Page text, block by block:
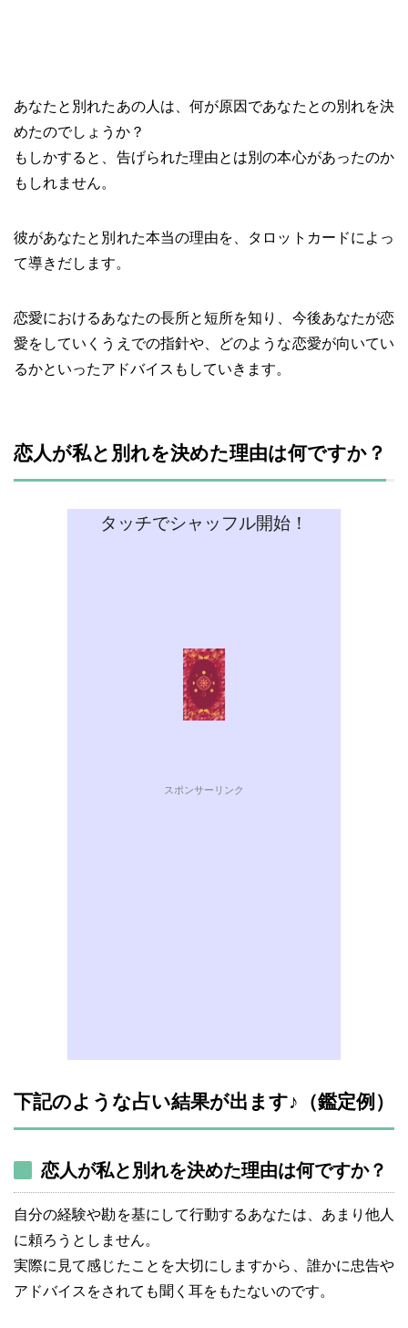
あなたと別れたあの人は、何が原因であなたとの別れを決
めたのでしょうか？
もしかすると、告げられた理由とは別の本心があったのか
もしれません。
彼があなたと別れた本当の理由を、タロットカードによっ
て導きだします。
恋愛におけるあなたの長所と短所を知り、今後あなたが恋
愛をしていくうえでの指針や、どのような恋愛が向いてい
るかといったアドバイスもしていきます。
恋人が私と別れを決めた理由は何ですか？
タッチでシャッフル開始！
スポンサーリンク
下記のような占い結果が出ます♪（鑑定例）
恋人が私と別れを決めた理由は何ですか？
自分の経験や勘を基にして行動するあなたは、あまり他人
に頼ろうとしません。
実際に見て感じたことを大切にしますから、誰かに忠告や
アドバイスをされても聞く耳をもたないのです。